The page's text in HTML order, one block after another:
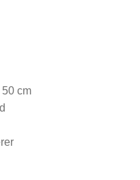
50 cm
"Sternenkugel"